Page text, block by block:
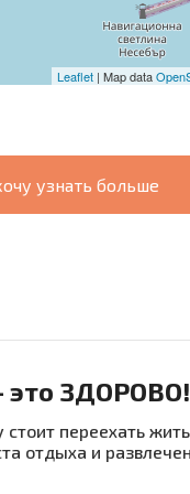
Leaflet | Map data
узнать больше
| Нажимая
это ЗДОРОВО!
переехать
отдыха и